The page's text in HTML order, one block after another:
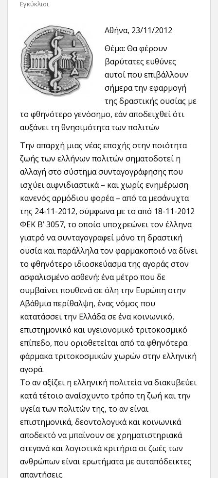
Εγκύκλιοι
Αθήνα, 23/11/2012
Θέμα: Θα φέρουν
βαρύτατες ευθύνες
αυτοί που επιβάλλουν
σήμερα την εφαρμογή
της δραστικής ουσίας με
το φθηνότερο γενόσημο, εάν αποδειχθεί ότι
αυξάνει τη θνησιμότητα των πολιτών
Την απαρχή μιας νέας εποχής στην ποιότητα
ζωής των ελλήνων πολιτών σηματοδοτεί η
αλλαγή στο σύστημα συνταγογράφησης που
ισχύει αιφνιδιαστικά – και χωρίς ενημέρωση
κανενός αρμόδιου φορέα – από τα μεσάνυχτα
της 24-11-2012, σύμφωνα με το από 18-11-2012
ΦΕΚ Β’ 3057, το οποίο υποχρεώνει τον έλληνα
γιατρό να συνταγογραφεί μόνο τη δραστική
ουσία και παράλληλα τον φαρμακοποιό να δίνει
το φθηνότερο ιδιοσκεύασμα της αγοράς στον
ασφαλισμένο ασθενή: ένα μέτρο που δε
συμβαίνει πουθενά σε όλη την Ευρώπη στην
Α΄βάθμια περίθαλψη, ένας νόμος που
κατατάσσει την Ελλάδα σε ένα κοινωνικό,
επιστημονικό και υγειονομικό τριτοκοσμικό
επίπεδο, που οριοθετείται από τα φθηνότερα
φάρμακα τριτοκοσμικών χωρών στην ελληνική
αγορά.
Το αν αξίζει η ελληνική πολιτεία να διακυβεύει
κατά τέτοιο αναίσχυντο τρόπο τη ζωή και την
υγεία των πολιτών της, το αν είναι
επιστημονικά, δεοντολογικά και κοινωνικά
αποδεκτό να μπαίνουν σε χρηματιστηριακά
στεγανά και λογιστικά κριτήρια οι ζωές των
ανθρώπων είναι ερωτήματα με αυταπόδεικτες
απαντήσεις.